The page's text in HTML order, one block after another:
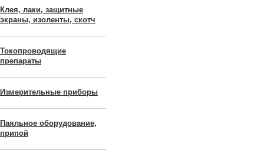
Клея, лаки, защитные
экраны, изоленты, скотч
Токопроводящие
препараты
Измерительные приборы
Паяльное оборудование,
припой